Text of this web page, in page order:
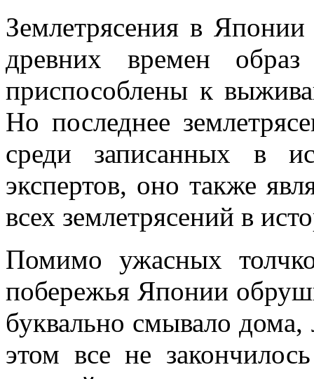
Землетрясения в
древних времен
приспособлены к
Но последнее
среди записанных в
экспертов, оно также
всех землетрясений в
Помимо ужасных
побережья Японии
буквально смывало
этом все не